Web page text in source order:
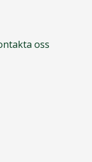
oss